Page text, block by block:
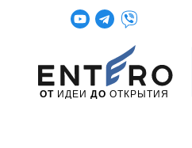
ОТ ИДЕИ ДО ОТКРЫТИЯ